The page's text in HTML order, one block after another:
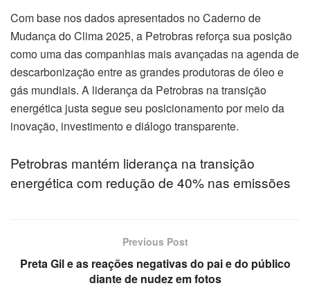
Com base nos dados apresentados no Caderno de
Mudança do Clima 2025, a Petrobras reforça sua posição
como uma das companhias mais avançadas na agenda de
descarbonização entre as grandes produtoras de óleo e
gás mundiais. A liderança da Petrobras na transição
energética justa segue seu posicionamento por meio da
inovação, investimento e diálogo transparente.
Petrobras mantém liderança na transição
energética com redução de 40% nas emissões
Previous Post
Preta Gil e as reações negativas do pai e do público
diante de nudez em fotos